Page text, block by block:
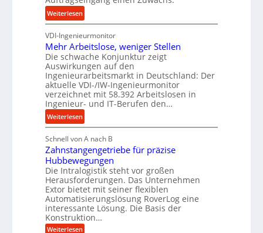
s
s
b
u
n
d
H
y
d
r
a
u
l
i
m
V
e
r
g
l
e
u
n
d
l
a
n
g
l
e
b
i
g
e
K
u
g
e
l
g
e
Weiterlesen:
K
r
o
n
e
s
s
t
e
i
g
r
t
U
m
s
a
t
VDI-Ingenieurmonitor
Mehr Arbeitslose, weniger Stellen
Die schwache Konjunktur zeigt
Auswirkungen auf den
Ingenieurarbeitsmarkt in Deutschland: Der
aktuelle VDI-/IW-Ingenieurmonitor
verzeichnet mit 58.392 Arbeitslosen in
Ingenieur- und IT-Berufen den…
Weiterlesen:
M
e
h
r
A
r
b
e
i
t
Schnell von A nach B
Zahnstangengetriebe für präzise
Hubbewegungen
Die Intralogistik steht vor großen
Herausforderungen. Das Unternehmen
Extor bietet mit seiner flexiblen
Automatisierungslösung RoverLog eine
interessante Lösung. Die Basis der
Konstruktion…
Weiterlesen: